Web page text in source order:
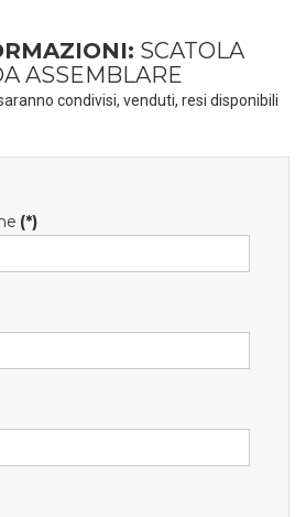
SCATOLA
ASSEMBLARE
condivisi, venduti, resi disponibili
(*)